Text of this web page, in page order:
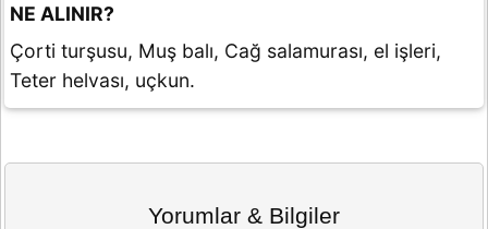
NE ALINIR?
Çorti turşusu, Muş balı, Cağ salamurası, el işleri,
Teter helvası, uçkun.
Yorumlar & Bilgiler